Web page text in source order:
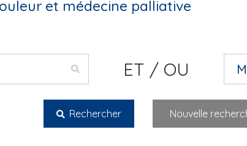
et médecine palliative
ET / OU
Rechercher Nouvelle